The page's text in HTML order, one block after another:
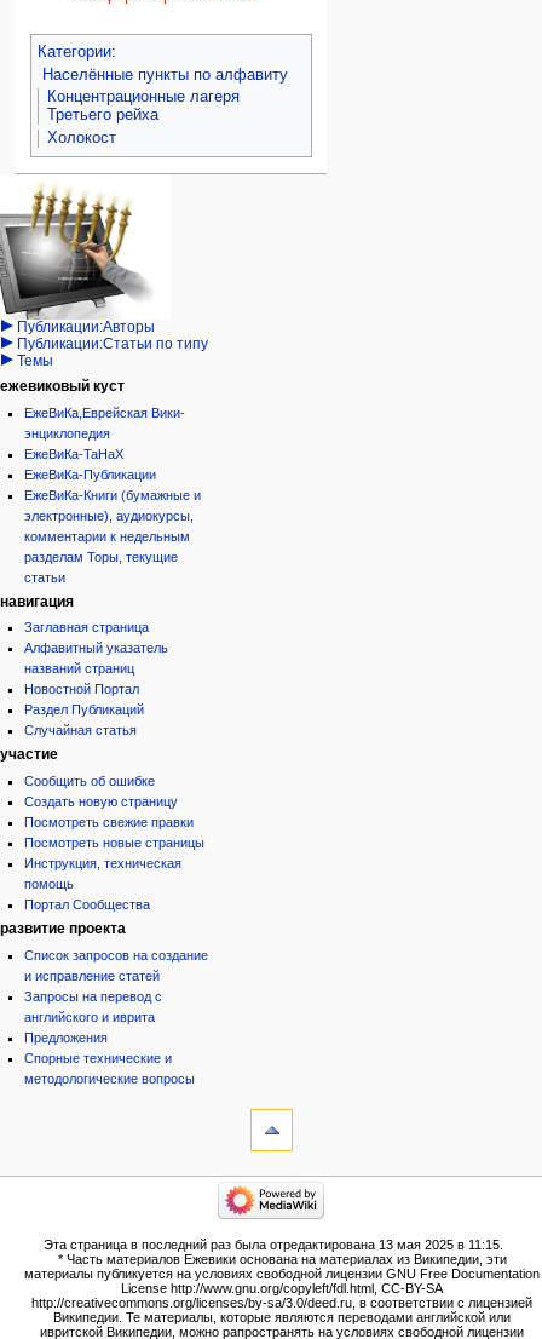
Категории:
Населённые пункты по алфавиту
Концентрационные лагеря
Третьего рейха
Холокост
Навигация
персональные инструменты
войти
запрос
учётной
записи
категории
Израиль:Страна и
государство
Иудаизм
Народ
Проекты
Проекты/Участники/
дополнения
Публикации:Авторы
Публикации:Статьи по типу
Темы
ежевиковый куст
ЕжеВиКа,Еврейская Вики-
энциклопедия
ЕжеВиКа-ТаНаХ
ЕжеВиКа-Публикации
ЕжеВиКа-Книги (бумажные и
электронные), аудиокурсы,
комментарии к недельным
разделам Торы, текущие
статьи
навигация
Заглавная страница
Алфавитный указатель
названий страниц
Новостной Портал
Раздел Публикаций
Случайная статья
участие
Сообщить об ошибке
Создать новую страницу
Посмотреть свежие правки
Посмотреть новые страницы
Инструкция, техническая
помощь
Портал Сообщества
развитие проекта
Список запросов на создание
и исправление статей
Запросы на перевод с
английского и иврита
Предложения
Спорные технические и
методологические вопросы
Версия
для
Постоянная
ссылка
категории
Народ
Проекты
Проекты/Участники/
дополнения
Публикации:Авторы
Публикации:Статьи по типу
Эта страница в последний раз была отредактирована 13 мая 2025 в 11:15.
* Часть материалов Ежевики основана на материалах из Википедии, эти
материалы публикуется на условиях свободной лицензии GNU Free Documentation
License http://www.gnu.org/copyleft/fdl.html, CC-BY-SA
http://creativecommons.org/licenses/by-sa/3.0/deed.ru, в соответствии с лицензией
Википедии. Те материалы, которые являются переводами английской или
ивритской Википедии, можно рапространять на условиях свободной лицензии